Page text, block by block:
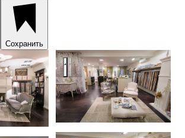
Сохранить
тканей French Touch.Интерьер салона тканей